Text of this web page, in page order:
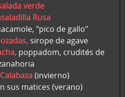
verde
Rusa
"pico de gallo"
sirope de agave
poppadom, crudités de
(invierno)
sus matices (verano)